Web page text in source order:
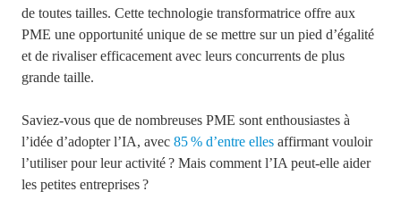
de toutes tailles. Cette technologie transformatrice offre aux
PME une opportunité unique de se mettre sur un pied d’égalité
et de rivaliser efficacement avec leurs concurrents de plus
grande taille.
Saviez-vous que de nombreuses PME sont enthousiastes à
l’idée d’adopter l’IA, avec 85 % d’entre elles affirmant vouloir
l’utiliser pour leur activité ? Mais comment l’IA peut-elle aider
les petites entreprises ?